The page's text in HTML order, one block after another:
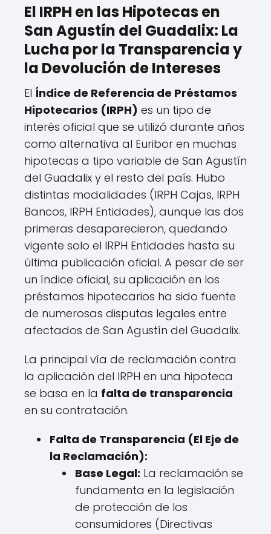
El IRPH en las Hipotecas en
San Agustín del Guadalix: La
Lucha por la Transparencia y
la Devolución de Intereses
El Índice de Referencia de Préstamos
Hipotecarios (IRPH) es un tipo de
interés oficial que se utilizó durante años
como alternativa al Euribor en muchas
hipotecas a tipo variable de San Agustín
del Guadalix y el resto del país. Hubo
distintas modalidades (IRPH Cajas, IRPH
Bancos, IRPH Entidades), aunque las dos
primeras desaparecieron, quedando
vigente solo el IRPH Entidades hasta su
última publicación oficial. A pesar de ser
un índice oficial, su aplicación en los
préstamos hipotecarios ha sido fuente
de numerosas disputas legales entre
afectados de San Agustín del Guadalix.
La principal vía de reclamación contra
la aplicación del IRPH en una hipoteca
se basa en la falta de transparencia
en su contratación.
Falta de Transparencia (El Eje de
la Reclamación):
Base Legal: La reclamación se
fundamenta en la legislación
de protección de los
consumidores (Directivas